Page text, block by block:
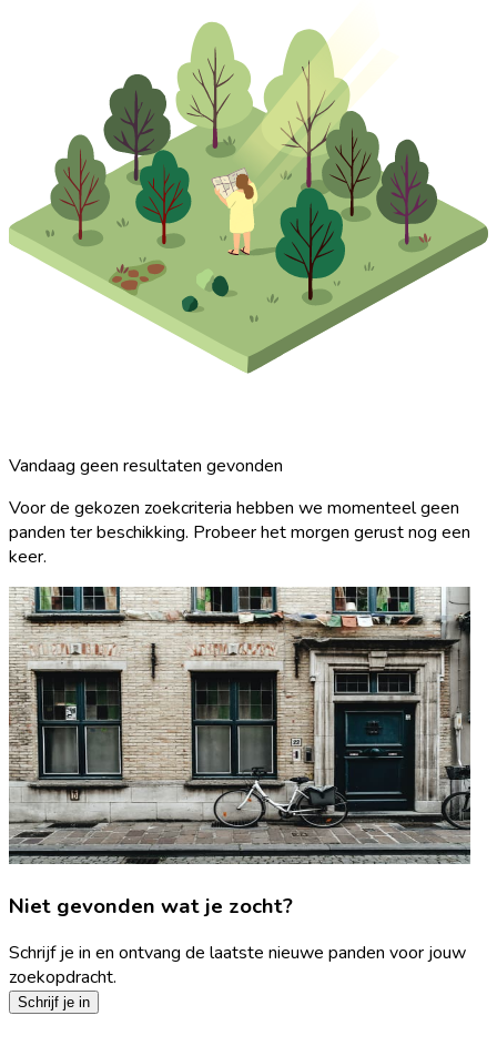
Vandaag geen resultaten gevonden
Voor de gekozen zoekcriteria hebben we momenteel geen
panden ter beschikking. Probeer het morgen gerust nog een
keer.
Niet gevonden wat je zocht?
Schrijf je in en ontvang de laatste nieuwe panden voor jouw
zoekopdracht.
Schrijf je in